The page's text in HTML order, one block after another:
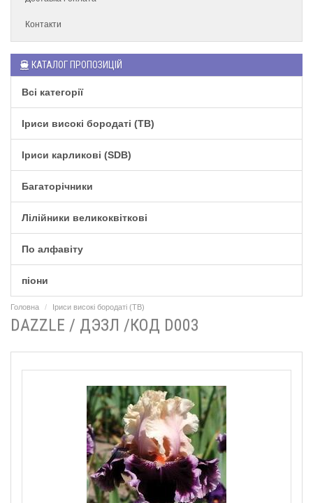
Контакти
КАТАЛОГ ПРОПОЗИЦІЙ
Всі категорії
Іриси високі бородаті (TB)
Іриси карликові (SDB)
Багаторічники
Лілійники великоквіткові
По алфавіту
піони
Головна Іриси високі бородаті (TB)
DAZZLE / ДЭЗЛ /КОД D003